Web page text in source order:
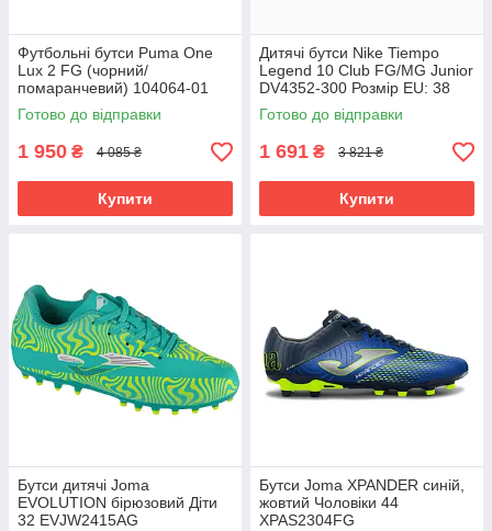
Футбольні бутси Puma One
Lux 2 FG (чорний/
помаранчевий) 104064-01
Розмір EU: 44
Готово до відправки
1 950 ₴ 4 085 ₴
Купити
Дитячі бутси Nike Tiempo
Legend 10 Club FG/MG Junior
DV4352-300 Розмір EU: 38
Готово до відправки
1 691 ₴ 3 821 ₴
Купити
Бутси дитячі Joma
EVOLUTION бірюзовий Діти
32 EVJW2415AG
Бутси Joma XPANDER синій,
жовтий Чоловіки 44
XPAS2304FG